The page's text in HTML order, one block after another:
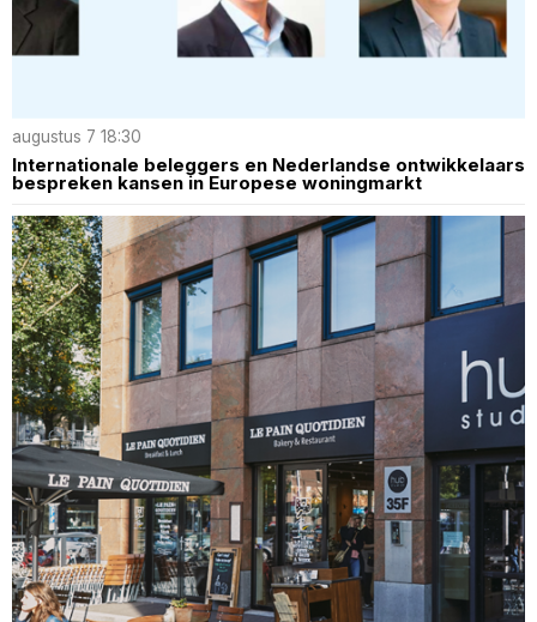
augustus 7 18:30
Internationale beleggers en Nederlandse ontwikkelaars
bespreken kansen in Europese woningmarkt